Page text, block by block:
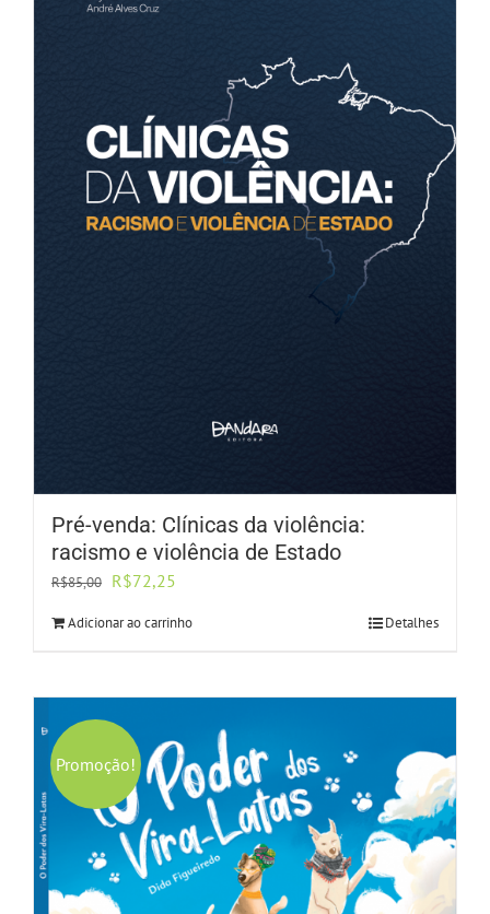
Pré-venda: Clínicas da violência:
racismo e violência de Estado
R$85,00 O
R$85,00.
R$72,25
R$72,25.
Adicionar ao carrinho Detalhes
Promoção!